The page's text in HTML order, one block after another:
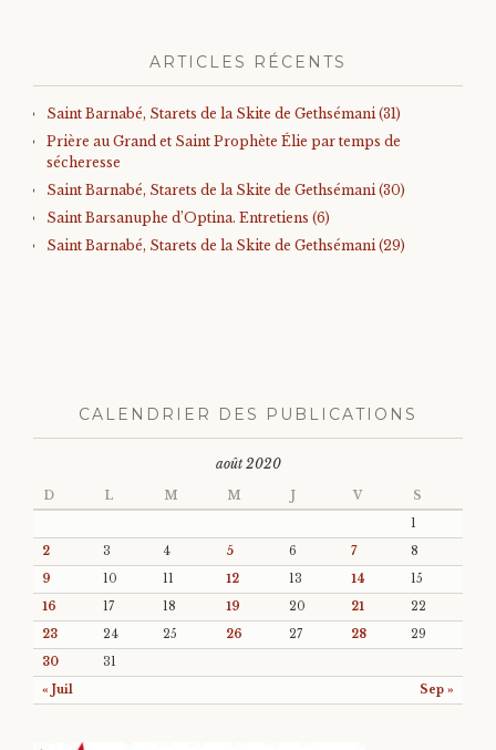
ARTICLES RÉCENTS
Saint Barnabé, Starets de la Skite de Gethsémani (31)
Prière au Grand et Saint Prophète Élie par temps de
sécheresse
Saint Barnabé, Starets de la Skite de Gethsémani (30)
Saint Barsanuphe d’Optina. Entretiens (6)
Saint Barnabé, Starets de la Skite de Gethsémani (29)
CALENDRIER DES PUBLICATIONS
août 2020
D L M M V S
« Juil Sep »
1
2
3 4 5 6 7
8
9
10 11 12 13 14
15
16
17 18 19 20 21
22
23
24 25 26 27 28
29
30
31